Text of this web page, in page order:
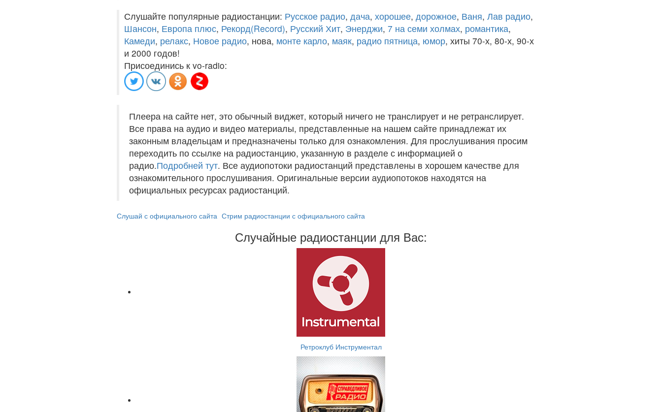
Слушайте популярные радиостанции: Русское радио, дача, хорошее, дорожное, Ваня, Лав радио,
Шансон, Европа плюс, Рекорд(Record), Русский Хит, Энерджи, 7 на семи холмах, романтика,
Камеди, релакс, Новое радио, нова, монте карло, маяк, радио пятница, юмор, хиты 70-х, 80-х, 90-х
и 2000 годов!
Присоединись к vo-radio:
Плеера на сайте нет, это обычный виджет, который ничего не транслирует и не ретранслирует.
Все права на аудио и видео материалы, представленные на нашем сайте принадлежат их
законным владельцам и предназначены только для ознакомления. Для прослушивания просим
переходить по ссылке на радиостанцию, указанную в разделе с информацией о
радио.Подробней тут. Все аудиопотоки радиостанций представлены в хорошем качестве для
ознакомительного прослушивания. Оригинальные версии аудиопотоков находятся на
официальных ресурсах радиостанций.
Слушай с официального сайта Стрим радиостанции с официального сайта
Случайные радиостанции для Вас:
Ретроклуб Инструментал